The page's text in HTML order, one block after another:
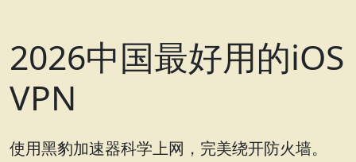
2026中国最好用的iOS
VPN
使用黑豹加速器科学上网，完美绕开防火墙。